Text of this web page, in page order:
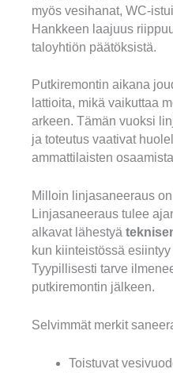
myös vesihanat, WC-
Hankkeen laajuus
taloyhtiön päätöksistä.
Putkiremontin aikana
lattioita, mikä vaikuttaa
arkeen. Tämän vuoksi
ja toteutus vaativat
ammattilaisten
Milloin linjasaneeraus
Linjasaneeraus tulee
alkavat lähestyä
kun kiinteistössä
Tyypillisesti tarve
putkiremontin jälkeen.
Selvimmät merkit
Toistuvat